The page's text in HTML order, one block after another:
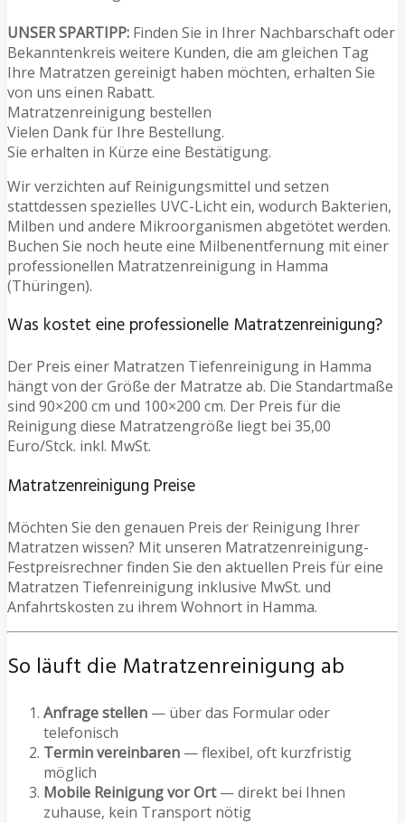
UNSER SPARTIPP: Finden Sie in Ihrer Nachbarschaft oder
Bekanntenkreis weitere Kunden, die am gleichen Tag
Ihre Matratzen gereinigt haben möchten, erhalten Sie
von uns einen Rabatt.
Matratzenreinigung bestellen
Vielen Dank für Ihre Bestellung.
Sie erhalten in Kürze eine Bestätigung.
Wir verzichten auf Reinigungsmittel und setzen
stattdessen spezielles UVC-Licht ein, wodurch Bakterien,
Milben und andere Mikroorganismen abgetötet werden.
Buchen Sie noch heute eine Milbenentfernung mit einer
professionellen Matratzenreinigung in Hamma
(Thüringen).
Was kostet eine professionelle Matratzenreinigung?
Der Preis einer Matratzen Tiefenreinigung in Hamma
hängt von der Größe der Matratze ab. Die Standartmaße
sind 90×200 cm und 100×200 cm. Der Preis für die
Reinigung diese Matratzengröße liegt bei 35,00
Euro/Stck. inkl. MwSt.
Matratzenreinigung Preise
Möchten Sie den genauen Preis der Reinigung Ihrer
Matratzen wissen? Mit unseren Matratzenreinigung-
Festpreisrechner finden Sie den aktuellen Preis für eine
Matratzen Tiefenreinigung inklusive MwSt. und
Anfahrtskosten zu ihrem Wohnort in Hamma.
So läuft die Matratzenreinigung ab
Anfrage stellen — über das Formular oder
telefonisch
Termin vereinbaren — flexibel, oft kurzfristig
möglich
Mobile Reinigung vor Ort— direkt bei Ihnen
zuhause, kein Transport nötig